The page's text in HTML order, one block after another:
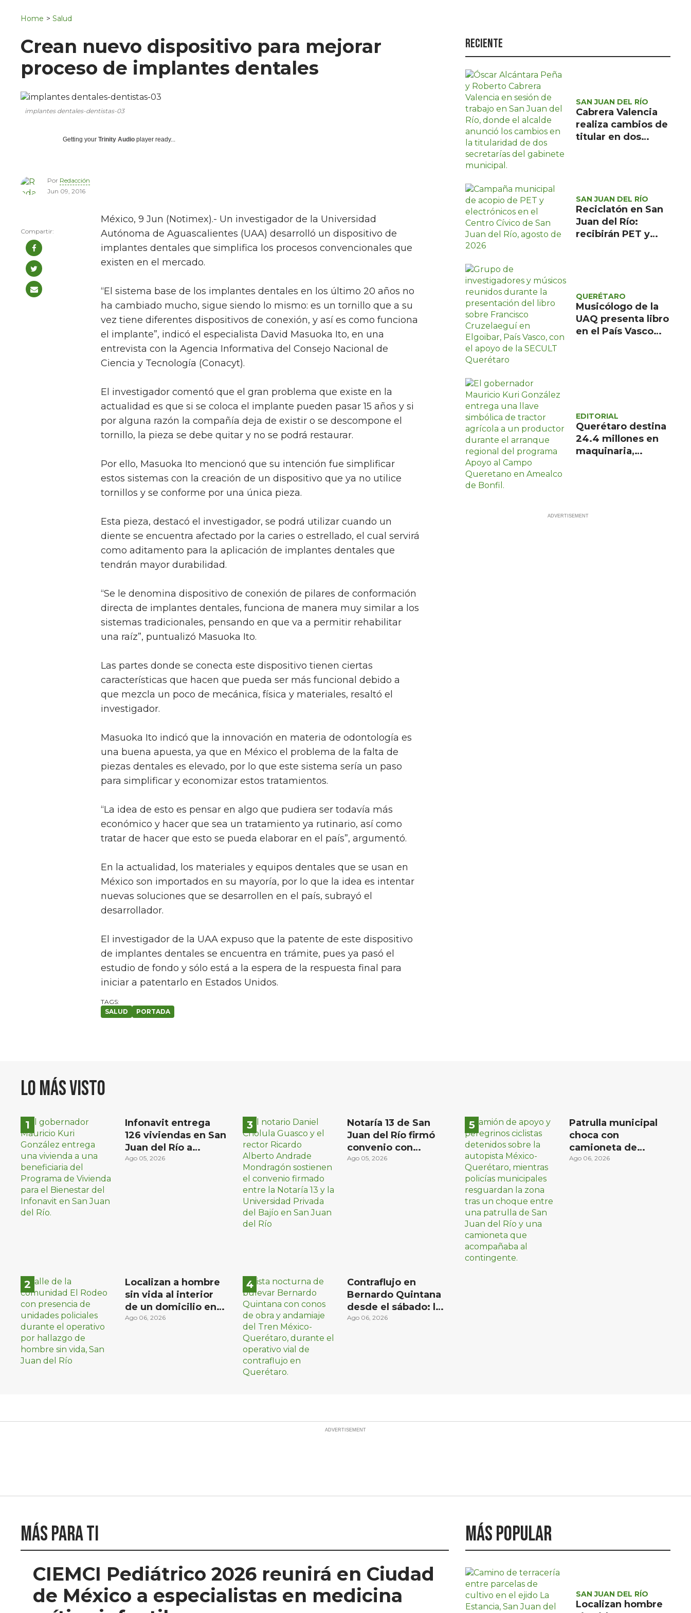
Política
Turismo
Asuntos Sociales
Estilo de vida
Opinión
Home > Salud
Crean nuevo dispositivo para mejorar
proceso de implantes dentales
implantes dentales-dentistas-03
Getting your Trinity Audio player ready...
Por Redacción
Jun 09, 2016
México, 9 Jun (Notimex).- Un investigador de la Universidad
Autónoma de Aguascalientes (UAA) desarrolló un dispositivo de
implantes dentales que simplifica los procesos convencionales que
existen en el mercado.
“El sistema base de los implantes dentales en los último 20 años no
ha cambiado mucho, sigue siendo lo mismo: es un tornillo que a su
vez tiene diferentes dispositivos de conexión, y así es como funciona
el implante”, indicó el especialista David Masuoka Ito, en una
entrevista con la Agencia Informativa del Consejo Nacional de
Ciencia y Tecnología (Conacyt).
El investigador comentó que el gran problema que existe en la
actualidad es que si se coloca el implante pueden pasar 15 años y si
por alguna razón la compañía deja de existir o se descompone el
tornillo, la pieza se debe quitar y no se podrá restaurar.
Por ello, Masuoka Ito mencionó que su intención fue simplificar
estos sistemas con la creación de un dispositivo que ya no utilice
tornillos y se conforme por una única pieza.
Esta pieza, destacó el investigador, se podrá utilizar cuando un
diente se encuentra afectado por la caries o estrellado, el cual servirá
como aditamento para la aplicación de implantes dentales que
tendrán mayor durabilidad.
“Se le denomina dispositivo de conexión de pilares de conformación
directa de implantes dentales, funciona de manera muy similar a los
sistemas tradicionales, pensando en que va a permitir rehabilitar
una raíz”, puntualizó Masuoka Ito.
Las partes donde se conecta este dispositivo tienen ciertas
características que hacen que pueda ser más funcional debido a
que mezcla un poco de mecánica, física y materiales, resaltó el
investigador.
Masuoka Ito indicó que la innovación en materia de odontología es
una buena apuesta, ya que en México el problema de la falta de
piezas dentales es elevado, por lo que este sistema sería un paso
para simplificar y economizar estos tratamientos.
“La idea de esto es pensar en algo que pudiera ser todavía más
económico y hacer que sea un tratamiento ya rutinario, así como
tratar de hacer que esto se pueda elaborar en el país”, argumentó.
En la actualidad, los materiales y equipos dentales que se usan en
México son importados en su mayoría, por lo que la idea es intentar
nuevas soluciones que se desarrollen en el país, subrayó el
desarrollador.
El investigador de la UAA expuso que la patente de este dispositivo
de implantes dentales se encuentra en trámite, pues ya pasó el
estudio de fondo y sólo está a la espera de la respuesta final para
iniciar a patentarlo en Estados Unidos.
SALUD PORTADA
Reciente
SAN JUAN DEL RÍO
Cabrera Valencia
realiza cambios de
titular en dos
SAN JUAN DEL RÍO
Reciclatón en San
Juan del Río:
recibirán PET y
QUERÉTARO
Musicólogo de la
UAQ presenta libro
en el País Vasco
EDITORIAL
Querétaro destina
24.4 millones en
maquinaria,
Lo más visto
Infonavit entrega
126 viviendas en San
Juan del Río a
familias de bajos
Ago 05, 2026
Localizan a hombre
sin vida al interior
de un domicilio en
la comunidad El
Ago 06, 2026
Notaría 13 de San
Juan del Río firmó
convenio con
Universidad Privada
Ago 05, 2026
Contraflujo en
Bernardo Quintana
desde el sábado: la
etapa más compleja
Ago 06, 2026
Patrulla municipal
choca con
camioneta de
peregrinos ciclistas
Ago 06, 2026
Más para ti
CIEMCI Pediátrico 2026 reunirá en Ciudad
de México a especialistas en medicina
Más popular
SAN JUAN DEL RÍO
Localizan hombre